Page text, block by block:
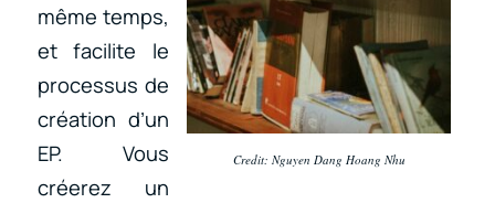
Credit: Nguyen Dang Hoang Nhu
même temps,
et facilite le
processus de
création d’un
EP. Vous
créerez un